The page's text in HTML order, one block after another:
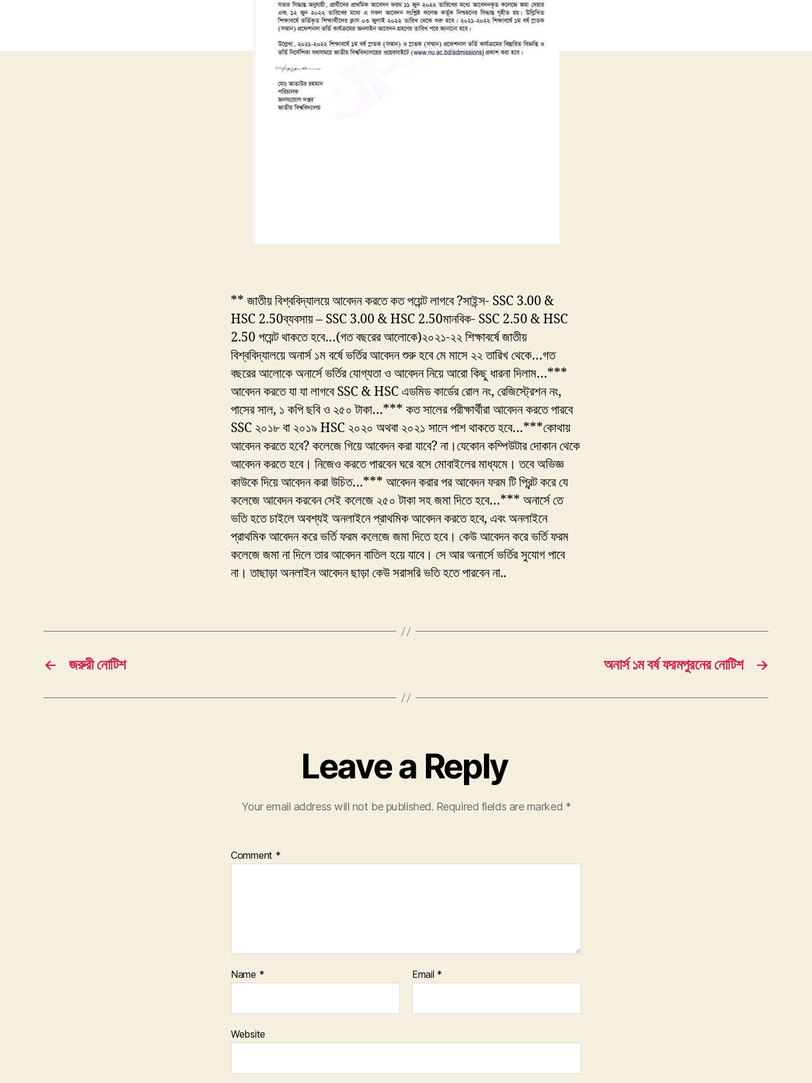
** জাতীয় বিশ্ববিদ্যালয়ে আবেদন করতে কত পয়েন্ট লাগবে ?সাইন্স- SSC 3.00 &
HSC 2.50ব্যবসায় – SSC 3.00 & HSC 2.50মানবিক- SSC 2.50 & HSC
2.50 পয়েন্ট থাকতে হবে…(গত বছরের আলোকে)২০২১-২২ শিক্ষাবর্ষে জাতীয়
বিশ্ববিদ্যালয়ে অনার্স ১ম বর্ষে ভর্তির আবেদন শুরু হবে মে মাসে ২২ তারিখ থেকে…গত
বছরের আলোকে অনার্সে ভর্তির যোগ্যতা ও আবেদন নিয়ে আরো কিছু ধারনা দিলাম…***
আবেদন করতে যা যা লাগবে SSC & HSC এডমিড কার্ডের রোল নং, রেজিস্ট্রেশন নং,
পাসের সাল, ১ কপি ছবি ও ২৫০ টাকা…*** কত সালের পরীক্ষার্থীরা আবেদন করতে পারবে
SSC ২০১৮ বা ২০১৯ HSC ২০২০ অথবা ২০২১ সালে পাশ থাকতে হবে…***কোথায়
আবেদন করতে হবে? কলেজে গিয়ে আবেদন করা যাবে? না।যেকোন কম্পিউটার দোকান থেকে
আবেদন করতে হবে। নিজেও করতে পারবেন ঘরে বসে মোবাইলের মাধ্যমে। তবে অভিজ্ঞ
কাউকে দিয়ে আবেদন করা উচিত…*** আবেদন করার পর আবেদন ফরম টি প্রিন্ট করে যে
কলেজে আবেদন করবেন সেই কলেজে ২৫০ টাকা সহ জমা দিতে হবে…*** অনার্সে তে
ভতি হতে চাইলে অবশ্যই অনলাইনে প্রাথমিক আবেদন করতে হবে, এবং অনলাইনে
প্রাথমিক আবেদন করে ভর্তি ফরম কলেজে জমা দিতে হবে। কেউ আবেদন করে ভর্তি ফরম
কলেজে জমা না দিলে তার আবেদন বাতিল হয়ে যাবে। সে আর অনার্সে ভর্তির সুযোগ পাবে
না। তাছাড়া অনলাইন আবেদন ছাড়া কেউ সরাসরি ভতি হতে পারবেন না..
← জরুরী নোটিশ →
অনার্স ১ম বর্ষ ফরমপুরনের নোটিশ
Leave a Reply
Your email address will not be published. Required fields are marked *
Comment *
Name * Email *
Website